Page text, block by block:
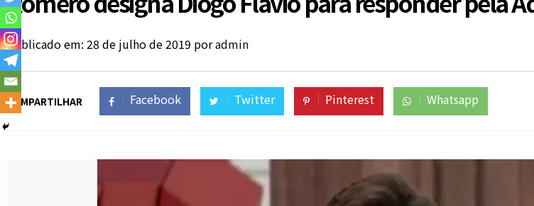
Publicado em: 28 de julho de 2019 poradmin
COMPARTILHAR Facebook Twitter Pinterest Whatsapp